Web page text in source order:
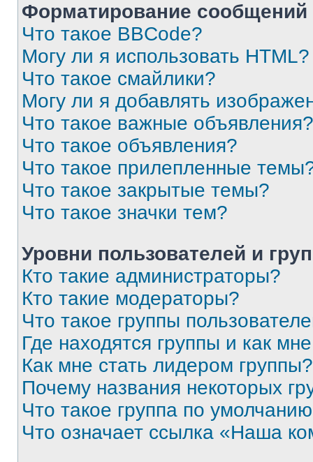
Форматирование
Что такое BBCode?
Могу ли я использовать HTML?
Что такое смайлики?
Могу ли я добавлять
Что такое важные объявления?
Что такое объявления?
Что такое прилепленные
Что такое закрытые темы?
Что такое значки тем?
Уровни пользователей и
Кто такие администраторы?
Кто такие модераторы?
Что такое группы
Где находятся группы и как
Как мне стать лидером группы?
Почему названия некоторых
Что такое группа по
Что означает ссылка «Наша